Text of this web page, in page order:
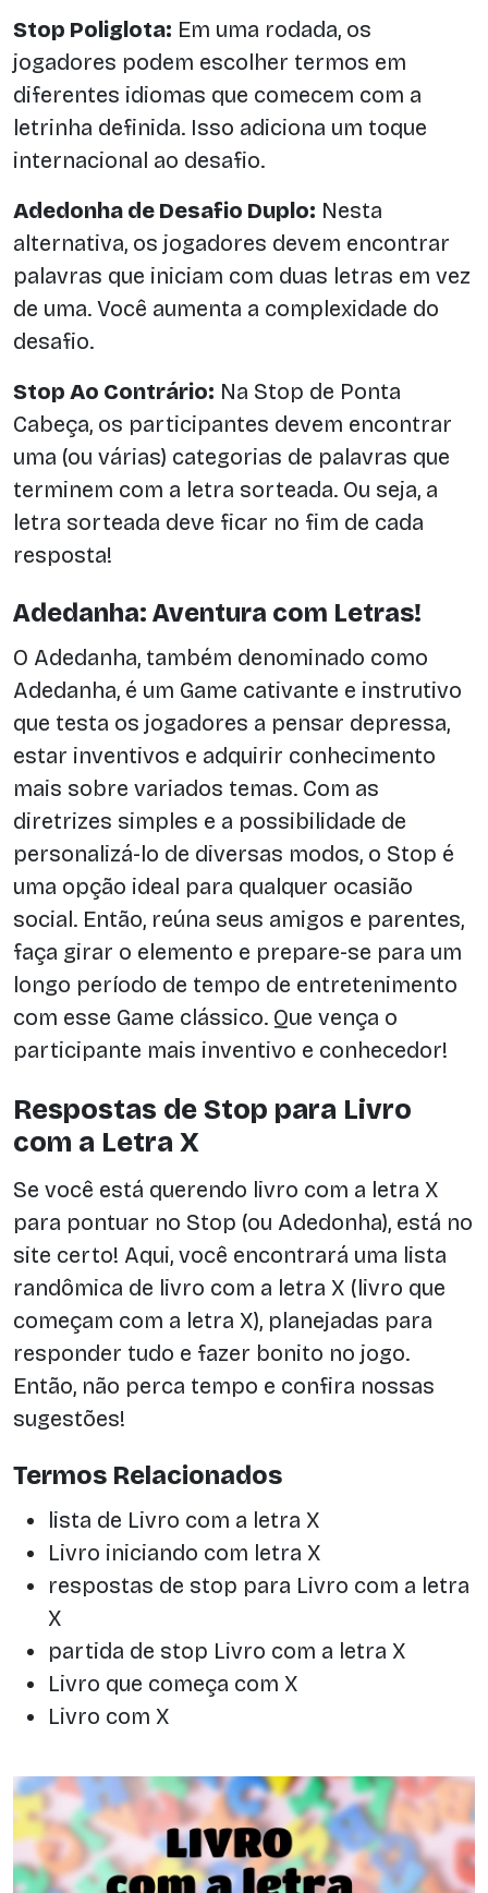
Stop Poliglota: Em uma rodada, os
jogadores podem escolher termos em
diferentes idiomas que comecem com a
letrinha definida. Isso adiciona um toque
internacional ao desafio.
Adedonha de Desafio Duplo: Nesta
alternativa, os jogadores devem encontrar
palavras que iniciam com duas letras em vez
de uma. Você aumenta a complexidade do
desafio.
Stop Ao Contrário: Na Stop de Ponta
Cabeça, os participantes devem encontrar
uma (ou várias) categorias de palavras que
terminem com a letra sorteada. Ou seja, a
letra sorteada deve ficar no fim de cada
resposta!
Adedanha: Aventura com Letras!
O Adedanha, também denominado como
Adedanha, é um Game cativante e instrutivo
que testa os jogadores a pensar depressa,
estar inventivos e adquirir conhecimento
mais sobre variados temas. Com as
diretrizes simples e a possibilidade de
personalizá-lo de diversas modos, o Stop é
uma opção ideal para qualquer ocasião
social. Então, reúna seus amigos e parentes,
faça girar o elemento e prepare-se para um
longo período de tempo de entretenimento
com esse Game clássico. Que vença o
participante mais inventivo e conhecedor!
Respostas de Stop para Livro
com a Letra X
Se você está querendo livro com a letra X
para pontuar no Stop (ou Adedonha), está no
site certo! Aqui, você encontrará uma lista
randômica de livro com a letra X (livro que
começam com a letra X), planejadas para
responder tudo e fazer bonito no jogo.
Então, não perca tempo e confira nossas
sugestões!
Termos Relacionados
lista de Livro com a letra X
Livro iniciando com letra X
respostas de stop para Livro com a letra
X
partida de stop Livro com a letra X
Livro que começa com X
Livro com X